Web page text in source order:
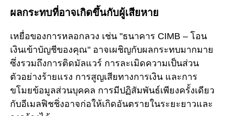
ผลกระทบที่อาจเกิดขึ้นกับผู้เสียหาย
เหยื่อของการหลอกลวง เช่น "ธนาคาร CIMB – โอน
เงินเข้าบัญชีของคุณ" อาจเผชิญกับผลกระทบมากมาย
ซึ่งรวมถึงการติดมัลแวร์ การละเมิดความเป็นส่วน
ตัวอย่างร้ายแรง การสูญเสียทางการเงิน และการ
ขโมยข้อมูลส่วนบุคคล การมีปฏิสัมพันธ์เพียงครั้งเดียว
กับอีเมลฟิชชิ่งอาจก่อให้เกิดอันตรายในระยะยาวและ